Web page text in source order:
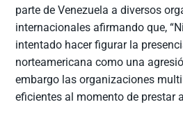
parte de Venezuela a diversos
internacionales afirmando que,
intentado hacer figurar la
norteamericana como una
embargo las organizaciones
eficientes al momento de prestar